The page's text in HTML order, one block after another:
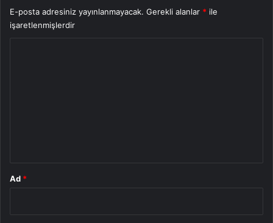
E-posta adresiniz yayınlanmayacak. Gerekli alanlar * ile
işaretlenmişlerdir
Ad *